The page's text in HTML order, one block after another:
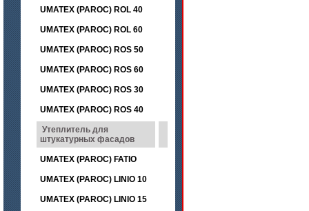
UMATEX (PAROC) ROL 40
UMATEX (PAROC) ROL 60
UMATEX (PAROC) ROS 50
UMATEX (PAROC) ROS 60
UMATEX (PAROC) ROS 30
UMATEX (PAROC) ROS 40
Утеплитель для
штукатурных фасадов
UMATEX (PAROC) FATIO
UMATEX (PAROC) LINIO 10
UMATEX (PAROC) LINIO 15